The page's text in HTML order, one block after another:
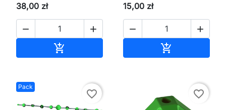
38,00 zł
 

15,00 zł
 

Pack
favorite_border favorite_border